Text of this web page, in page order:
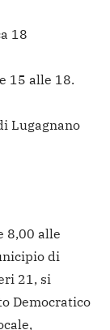
18
15 alle 18.
Lugagnano
8,00 alle
di
21, si
Democratico